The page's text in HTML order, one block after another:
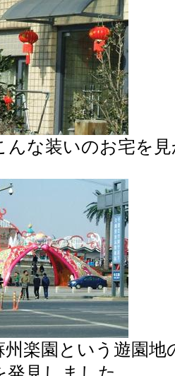
んな装いのお宅を
州楽園という遊園